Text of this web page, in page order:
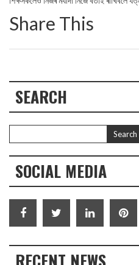
Share This
SEARCH
SOCIAL MEDIA